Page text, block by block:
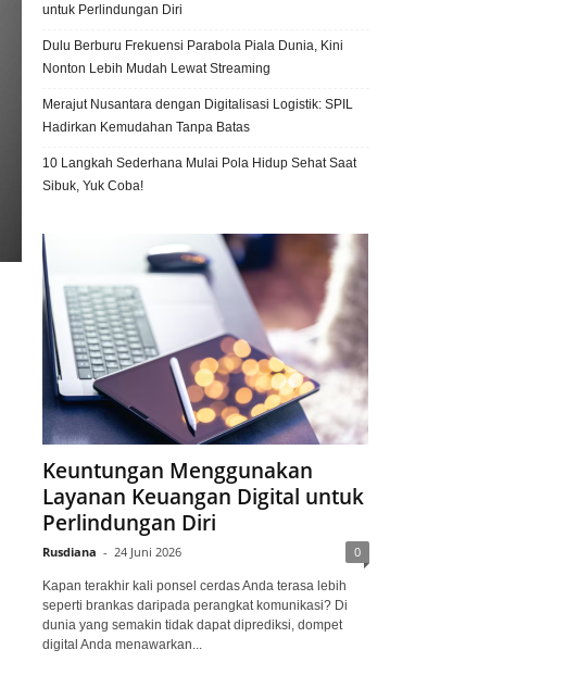
untuk Perlindungan Diri
Dulu Berburu Frekuensi Parabola Piala Dunia, Kini
Nonton Lebih Mudah Lewat Streaming
Merajut Nusantara dengan Digitalisasi Logistik: SPIL
Hadirkan Kemudahan Tanpa Batas
10 Langkah Sederhana Mulai Pola Hidup Sehat Saat
Sibuk, Yuk Coba!
Keuntungan Menggunakan
Layanan Keuangan Digital untuk
Perlindungan Diri
Rusdiana - 24 Juni 2026 0
Kapan terakhir kali ponsel cerdas Anda terasa lebih
seperti brankas daripada perangkat komunikasi? Di
dunia yang semakin tidak dapat diprediksi, dompet
digital Anda menawarkan...